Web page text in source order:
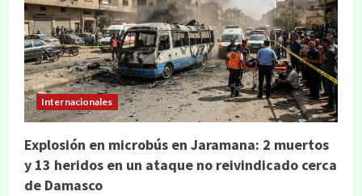
Internacionales
Explosión en microbús en Jaramana: 2 muertos
y 13 heridos en un ataque no reivindicado cerca
de Damasco